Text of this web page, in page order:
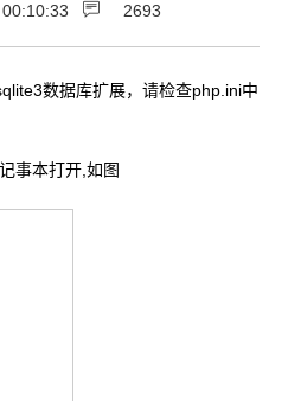
2693
数据库扩展，请检查php.ini中
事本打开,如图